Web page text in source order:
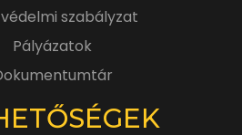
szabályzat
Pályázatok